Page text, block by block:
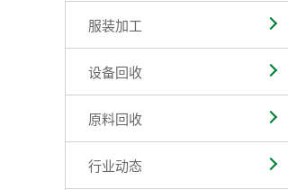
服装加工
设备回收
原料回收
行业动态